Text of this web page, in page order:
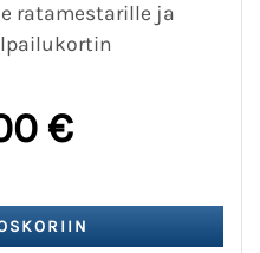
ratamestarille ja
€